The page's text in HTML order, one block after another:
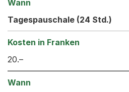
Tagespauschale (24 Std.)
20.–